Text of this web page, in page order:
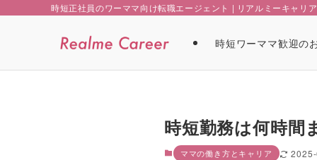
時短正社員のワーママ向け転職エージェント | リアルミーキャリア
時短ワーママ歓迎の
時短勤務は何時間
ママの働き方とキャリア